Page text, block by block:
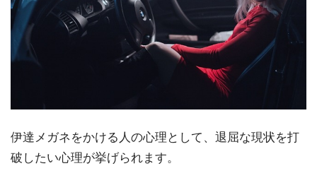
伊達メガネをかける人の心理として、退屈な現状を打
破したい心理が挙げられます。